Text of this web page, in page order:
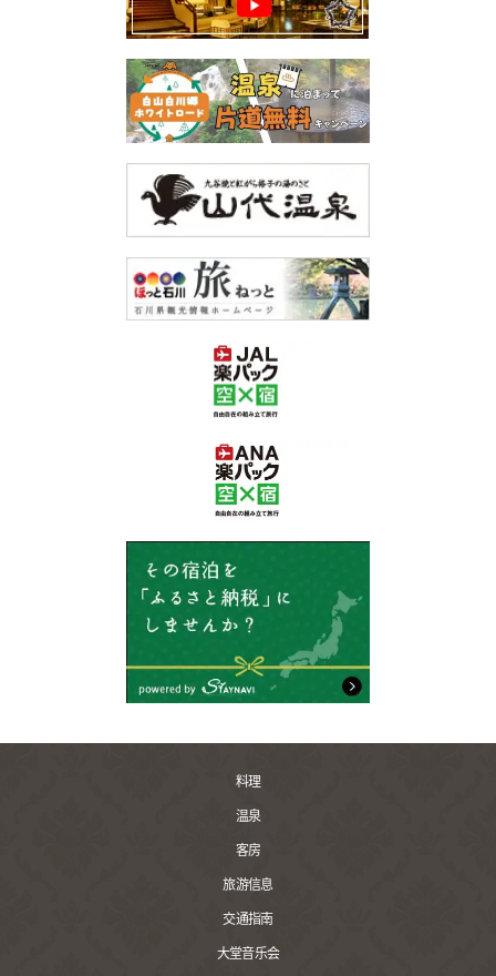
料理
温泉
客房
旅游信息
交通指南
大堂音乐会